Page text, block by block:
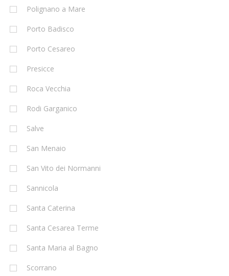
Polignano a Mare
Porto Badisco
Porto Cesareo
Presicce
Roca Vecchia
Rodi Garganico
Salve
San Menaio
San Vito dei Normanni
Sannicola
Santa Caterina
Santa Cesarea Terme
Santa Maria al Bagno
Scorrano